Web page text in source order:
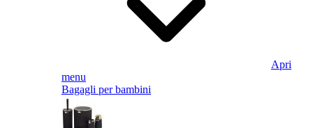
Apri
menu
Bagagli per bambini